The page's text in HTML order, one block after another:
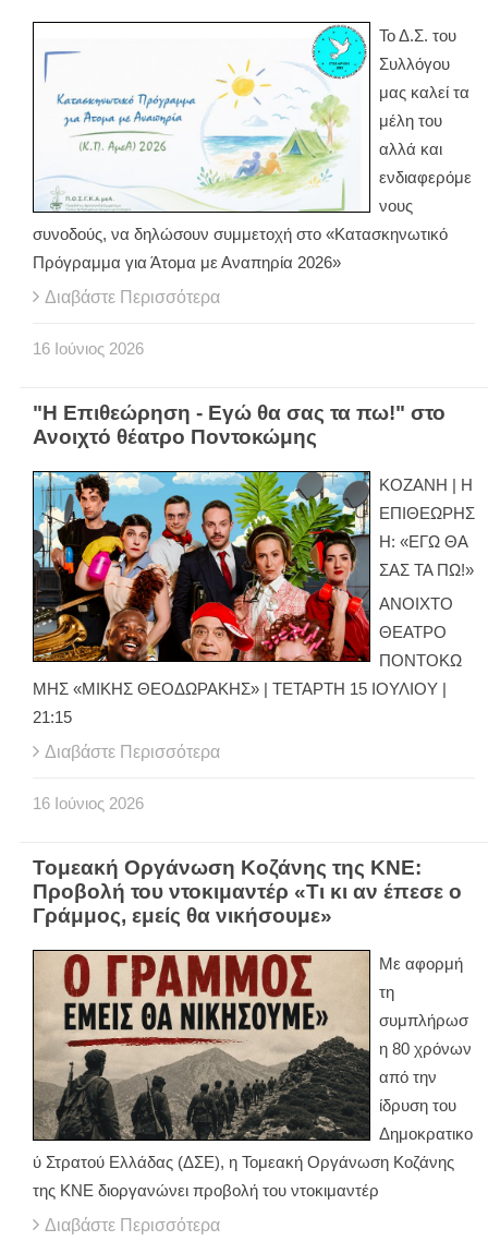
Το Δ.Σ. του
Συλλόγου
μας καλεί τα
μέλη του
αλλά και
ενδιαφερόμε
νους
συνοδούς, να δηλώσουν συμμετοχή στο «Κατασκηνωτικό
Πρόγραμμα για Άτομα με Αναπηρία 2026»
Διαβάστε Περισσότερα
16 Ιούνιος 2026
"Η Επιθεώρηση - Εγώ θα σας τα πω!" στο
Ανοιχτό θέατρο Ποντοκώμης
ΚΟΖΑΝΗ | Η
ΕΠΙΘΕΩΡΗΣ
Η: «ΕΓΩ ΘΑ
ΣΑΣ ΤΑ ΠΩ!»
ΑΝΟΙΧΤΟ
ΘΕΑΤΡΟ
ΠΟΝΤΟΚΩ
ΜΗΣ «ΜΙΚΗΣ ΘΕΟΔΩΡΑΚΗΣ» | ΤΕΤΑΡΤΗ 15 ΙΟΥΛΙΟΥ |
21:15
Διαβάστε Περισσότερα
16 Ιούνιος 2026
Τομεακή Οργάνωση Κοζάνης της ΚΝΕ:
Προβολή του ντοκιμαντέρ «Τι κι αν έπεσε ο
Γράμμος, εμείς θα νικήσουμε»
Με αφορμή
τη
συμπλήρωσ
η 80 χρόνων
από την
ίδρυση του
Δημοκρατικο
ύ Στρατού Ελλάδας (ΔΣΕ), η Τομεακή Οργάνωση Κοζάνης
της ΚΝΕ διοργανώνει προβολή του ντοκιμαντέρ
Διαβάστε Περισσότερα